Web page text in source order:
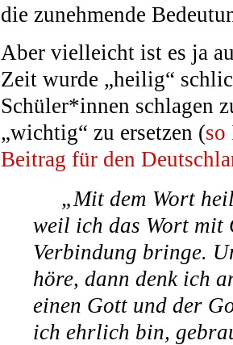
die zunehmende
Aber vielleicht ist es ja
Zeit wurde „heilig“
Schüler*innen schlagen
„wichtig“ zu ersetzen (so
Beitrag für den
„Mit dem Wort
weil ich das Wort
Verbindung bringe.
höre, dann denk ich
einen Gott und der
ich ehrlich bin,